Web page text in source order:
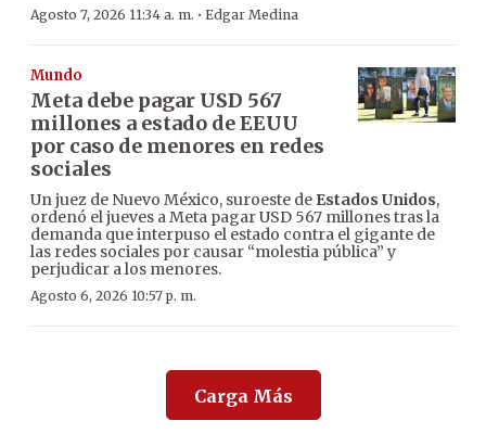
Agosto 7, 2026 11:34 a. m. · Edgar Medina
Mundo
Meta debe pagar USD 567
millones a estado de EEUU
por caso de menores en redes
sociales
Un juez de Nuevo México, suroeste de Estados Unidos,
ordenó el jueves a Meta pagar USD 567 millones tras la
demanda que interpuso el estado contra el gigante de
las redes sociales por causar “molestia pública” y
perjudicar a los menores.
Agosto 6, 2026 10:57 p. m.
Carga Más